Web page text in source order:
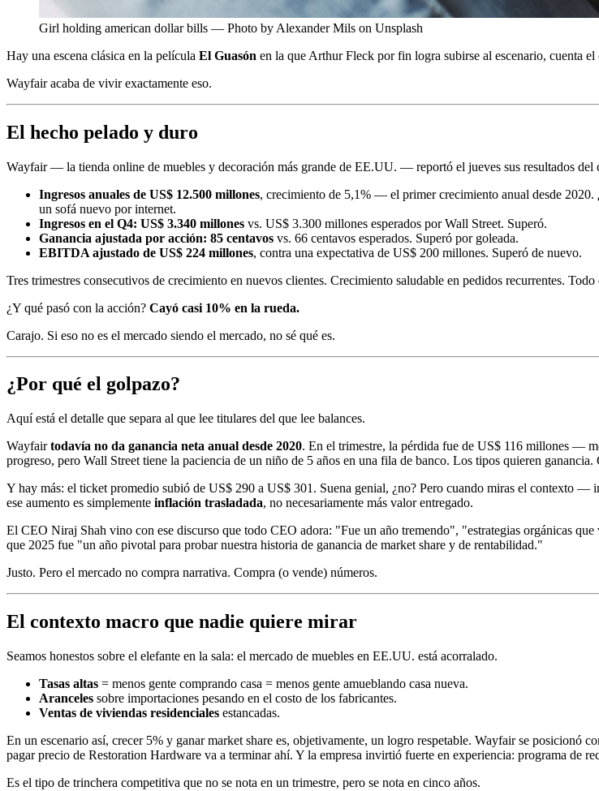
Girl holding american dollar bills — Photo by Alexander Mils on Unsplash
Hay una escena clásica en la película El Guasón en la que Arthur Fleck por fin logra subirse al escenario, cuenta
Wayfair acaba de vivir exactamente eso.
El hecho pelado y duro
Wayfair — la tienda online de muebles y decoración más grande de EE.UU. — reportó el jueves sus resultados
Ingresos anuales de US$ 12.500 millones, crecimiento de 5,1% — el primer crecimiento anual desde 2020.
un sofá nuevo por internet.
Ingresos en el Q4: US$ 3.340 millones vs. US$ 3.300 millones esperados por Wall Street. Superó.
Ganancia ajustada por acción: 85 centavos vs. 66 centavos esperados. Superó por goleada.
EBITDA ajustado de US$ 224 millones, contra una expectativa de US$ 200 millones. Superó de nuevo.
Tres trimestres consecutivos de crecimiento en nuevos clientes. Crecimiento saludable en pedidos recurrentes.
¿Y qué pasó con la acción? Cayó casi 10% en la rueda.
Carajo. Si eso no es el mercado siendo el mercado, no sé qué es.
¿Por qué el golpazo?
Aquí está el detalle que separa al que lee titulares del que lee balances.
Wayfairtodavía no da ganancia neta anual desde 2020. En el trimestre, la pérdida fue de US$ 116 millones —
progreso, pero Wall Street tiene la paciencia de un niño de 5 años en una fila de banco. Los tipos quieren
Y hay más: el ticket promedio subió de US$ 290 a US$ 301. Suena genial, ¿no? Pero cuando miras el contexto
ese aumento es simplemente inflación trasladada, no necesariamente más valor entregado.
El CEO Niraj Shah vino con ese discurso que todo CEO adora: "Fue un año tremendo", "estrategias orgánicas
que 2025 fue "un año pivotal para probar nuestra historia de ganancia de market share y de rentabilidad."
Justo. Pero el mercado no compra narrativa. Compra (o vende) números.
El contexto macro que nadie quiere mirar
Seamos honestos sobre el elefante en la sala: el mercado de muebles en EE.UU. está acorralado.
Tasas altas = menos gente comprando casa = menos gente amueblando casa nueva.
Aranceles sobre importaciones pesando en el costo de los fabricantes.
Ventas de viviendas residenciales estancadas.
En un escenario así, crecer 5% y ganar market share es, objetivamente, un logro respetable. Wayfair se posicionó
pagar precio de Restoration Hardware va a terminar ahí. Y la empresa invirtió fuerte en experiencia: programa de
Es el tipo de trinchera competitiva que no se nota en un trimestre, pero se nota en cinco años.